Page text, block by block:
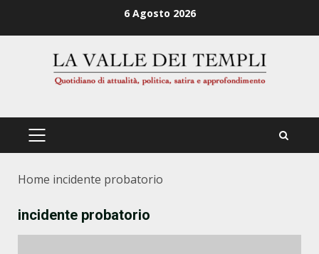
6 Agosto 2026
PRIMÄRES
Home incidente probatorio
incidente probatorio